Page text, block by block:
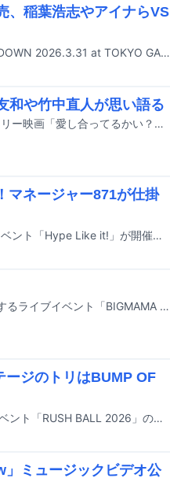
、稲葉浩志やアイナらVS
東京スカパラダイスオーケストラのライブアルバム「［SKA］SHOWDOWN 2026.3.31 at TOKYO GARDEN THEATER」が9月30日にリリースされる。
和や竹中直人が思い語る
10月2日より新宿バルト9ほかで公開される忌野清志郎のドキュメンタリー映画「愛し合ってるかい？ 忌野清志郎が教えてくれた」の本予告映像が公開された。
マネージャー871が仕掛
1月23日と24日に千葉・幕張メッセ国際展示場 1～3ホールでライブイベント「Hype Like it!」が開催される。
BIGMAMAが9月から10月にかけて神奈川・F.A.D YOKOHAMAで開催するライブイベント「BIGMAMA 20th Anniversary × F.A.D YOKOHAMA 30th Anniversary『全てがBになる』」のゲストアーティストが発表された。
ージのトリはBUMP OF
8月29日と30日に大阪・泉大津フェニックスで行われる野外ライブイベント「RUSH BALL 2026」のタイムテーブルが公開された。
ミュージックビデオ公